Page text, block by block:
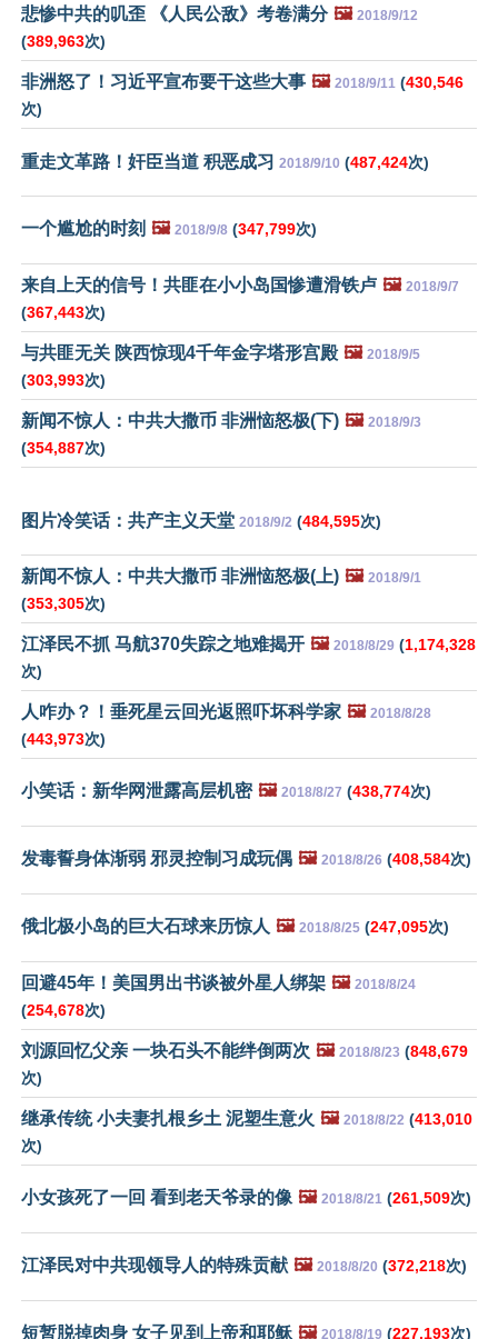
悲惨中共的叽歪 《人民公敌》考卷满分 🖼️ 2018/9/12
(389,963次)
非洲怒了！习近平宣布要干这些大事 🖼️ 2018/9/11 (430,546
次)
重走文革路！奸臣当道 积恶成习 2018/9/10 (487,424次)
一个尴尬的时刻 🖼️ 2018/9/8 (347,799次)
来自上天的信号！共匪在小小岛国惨遭滑铁卢 🖼️ 2018/9/7
(367,443次)
与共匪无关 陕西惊现4千年金字塔形宫殿 🖼️ 2018/9/5
(303,993次)
新闻不惊人：中共大撒币 非洲恼怒极(下) 🖼️ 2018/9/3
(354,887次)
图片冷笑话：共产主义天堂 2018/9/2 (484,595次)
新闻不惊人：中共大撒币 非洲恼怒极(上) 🖼️ 2018/9/1
(353,305次)
江泽民不抓 马航370失踪之地难揭开 🖼️ 2018/8/29 (1,174,328
次)
人咋办？！垂死星云回光返照吓坏科学家 🖼️ 2018/8/28
(443,973次)
小笑话：新华网泄露高层机密 🖼️ 2018/8/27 (438,774次)
发毒誓身体渐弱 邪灵控制习成玩偶 🖼️ 2018/8/26 (408,584次)
俄北极小岛的巨大石球来历惊人 🖼️ 2018/8/25 (247,095次)
回避45年！美国男出书谈被外星人绑架 🖼️ 2018/8/24
(254,678次)
刘源回忆父亲 一块石头不能绊倒两次 🖼️ 2018/8/23 (848,679
次)
继承传统 小夫妻扎根乡土 泥塑生意火 🖼️ 2018/8/22 (413,010
次)
小女孩死了一回 看到老天爷录的像 🖼️ 2018/8/21 (261,509次)
江泽民对中共现领导人的特殊贡献 🖼️ 2018/8/20 (372,218次)
短暂脱掉肉身 女子见到上帝和耶稣 🖼️ 2018/8/19 (227,193次)